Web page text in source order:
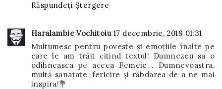
Răspundeți Ștergere
Haralambie Vochitoiu 17 decembrie, 2019 01:31
Multumesc pentru poveste și emoțiile înalte pe
care le am trăit citind textul! Dumnezeu sa o
odihneasca pe aceea Femeie... Dumnevoastra,
multă sanatate ,fericire și răbdarea de a ne mai
inspira!💐